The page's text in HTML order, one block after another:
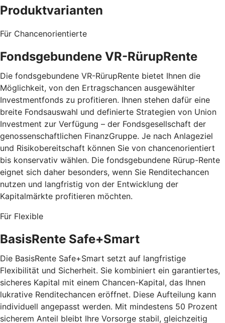
Produktvarianten
Für Chancenorientierte
Fondsgebundene VR-RürupRente
Die fondsgebundene VR-RürupRente bietet Ihnen die
Möglichkeit, von den Ertragschancen ausgewählter
Investmentfonds zu profitieren. Ihnen stehen dafür eine
breite Fondsauswahl und definierte Strategien von Union
Investment zur Verfügung – der Fondsgesellschaft der
genossenschaftlichen FinanzGruppe. Je nach Anlageziel
und Risikobereitschaft können Sie von chancenorientiert
bis konservativ wählen. Die fondsgebundene Rürup-Rente
eignet sich daher besonders, wenn Sie Renditechancen
nutzen und langfristig von der Entwicklung der
Kapitalmärkte profitieren möchten.
Für Flexible
BasisRente Safe+Smart
Die BasisRente Safe+Smart setzt auf langfristige
Flexibilität und Sicherheit. Sie kombiniert ein garantiertes,
sicheres Kapital mit einem Chancen-Kapital, das Ihnen
lukrative Renditechancen eröffnet. Diese Aufteilung kann
individuell angepasst werden. Mit mindestens 50 Prozent
sicherem Anteil bleibt Ihre Vorsorge stabil, gleichzeitig